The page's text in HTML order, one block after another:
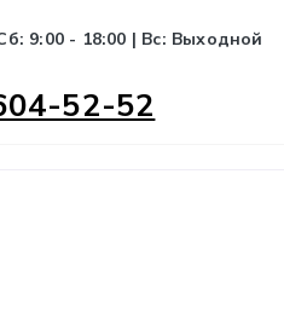
9:00 - 18:00 | Вс: Выходной
52-52